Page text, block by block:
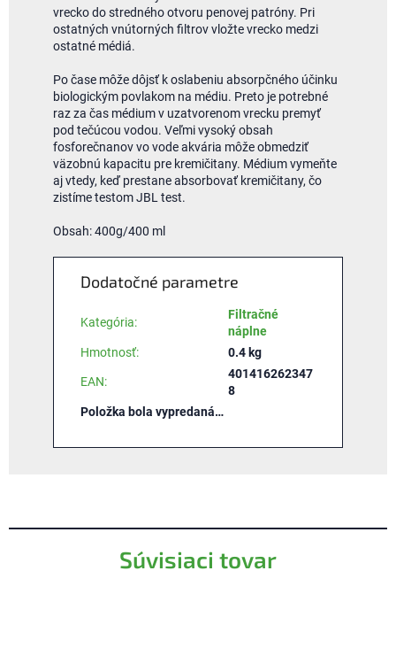
Súvisiaci tovar
vrecko do stredného otvoru penovej patróny. Pri
ostatných vnútorných filtrov vložte vrecko medzi
ostatné médiá.
Po čase môže dôjsť k oslabeniu absorpčného účinku
biologickým povlakom na médiu. Preto je potrebné
raz za čas médium v uzatvorenom vrecku premyť
pod tečúcou vodou. Veľmi vysoký obsah
fosforečnanov vo vode akvária môže obmedziť
väzobnú kapacitu pre kremičitany. Médium vymeňte
aj vtedy, keď prestane absorbovať kremičitany, čo
zistíme testom JBL test.
Obsah: 400g/400 ml
Dodatočné parametre
Kategória:
Filtračné
náplne
Hmotnosť: 0.4 kg
EAN:
401416262347
8
Položka bola vypredaná…